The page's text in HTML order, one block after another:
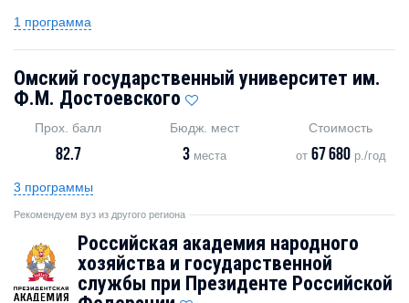
1 программа
Омский государственный университет им.
Ф.М. Достоевского
Прох. балл
82.7
Бюдж. мест
3места
Стоимость
от 67 680р./год
3 программы
Рекомендуем вуз из другого региона
Российская академия народного
хозяйства и государственной
службы при Президенте Российской